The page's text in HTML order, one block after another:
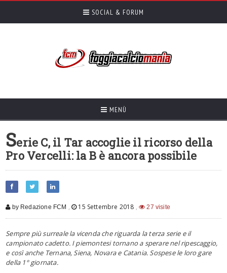
SOCIAL & FORUM
MENÙ
Serie C, il Tar accoglie il ricorso della
Pro Vercelli: la B è ancora possibile
by Redazione FCM , 15 Settembre 2018 , 27 visite
Sempre più surreale la vicenda che riguarda la terza serie e il
campionato cadetto. I piemontesi tornano a sperare nel ripescaggio,
e così anche Ternana, Siena, Novara e Catania. Sospese le loro gare
della 1° giornata.